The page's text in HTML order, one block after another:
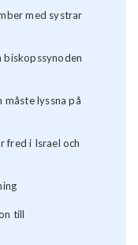
med systrar
biskopssynoden
måste lyssna på
fred i Israel och
till